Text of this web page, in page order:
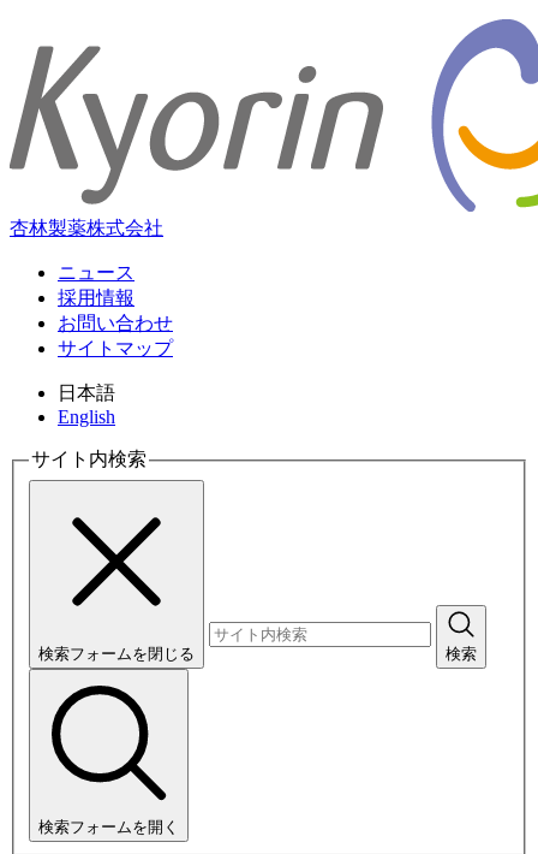
杏林製薬株式会社
ニュース
採用情報
お問い合わせ
サイトマップ
日本語
English
サイト内検索
検索フォームを閉じる 検索
検索フォームを開く